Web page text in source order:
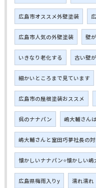
広島市オススメ外壁塗装
広島市人気の外壁塗装 壁
いきなり老化する 古い壁
細かいところまで見ています
広島市の屋根塗装おススメ
呉のナナパン 嶋大輔さん
嶋大輔さんと室田巧夢社長の
懐かしいナナパン⭐懐かしい嶋
広島県梅雨入りy 濡れ濡れ